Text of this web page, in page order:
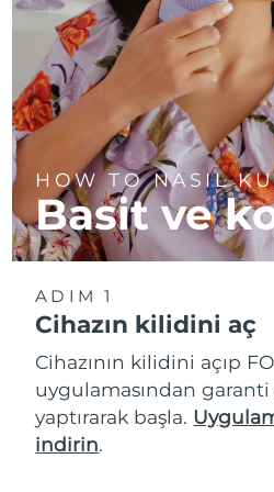
HOW TO NASIL
Basit ve
ADIM 1
Cihazın kilidini aç
Cihazının kilidini açıp
uygulamasından garanti
yaptırarak başla.
indirin.